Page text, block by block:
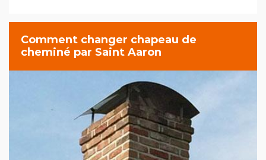
Comment changer chapeau de
cheminé par Saint Aaron